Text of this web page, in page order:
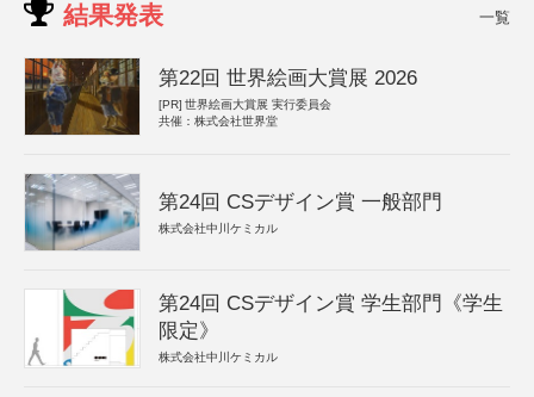
結果発表 一覧
第22回 世界絵画大賞展 2026
[PR] 世界絵画大賞展 実行委員会
共催：株式会社世界堂
第24回 CSデザイン賞 一般部門
株式会社中川ケミカル
第24回 CSデザイン賞 学生部門《学生
限定》
株式会社中川ケミカル